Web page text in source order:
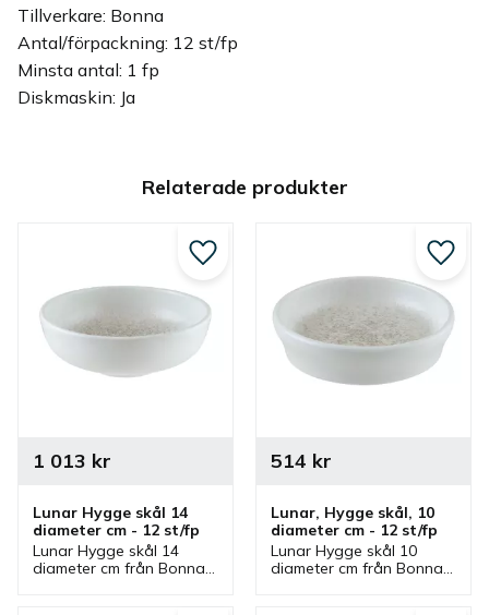
Tillverkare: Bonna
Antal/förpackning: 12 st/fp
Minsta antal: 1 fp
Diskmaskin: Ja
Relaterade produkter
Lunar Hygge skål 14
diameter cm - 12 st/fp
Lunar Hygge skål 14
diameter cm från Bonna
1 013 kr
Lägg till i favoriter
Lunar, Hygge skål, 10
diameter cm - 12 st/fp
Lunar Hygge skål 10
diameter cm från Bonna
514 kr
Lägg